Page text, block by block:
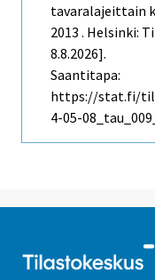
tavaralajeittain
2013 . Helsinki:
8.8.2026].
Saantitapa:
https://stat.fi/
4-05-